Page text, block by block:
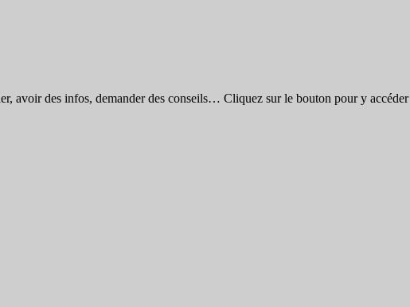
avoir des infos, demander des conseils… Cliquez sur le bouton pour y accéder